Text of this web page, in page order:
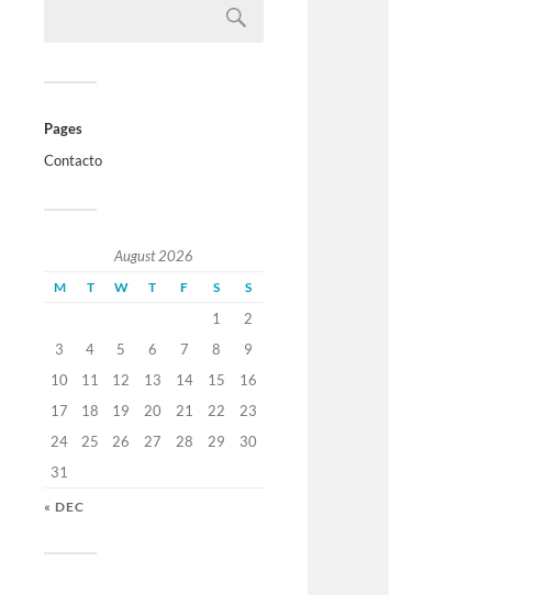
Pages
Contacto
August 2026
M T W T F S S
1
2
3
4 5 6 7 8
9
10
11 12 13 14 15
16
17
18 19 20 21 22
23
24
25 26 27 28 29
30
31
« DEC